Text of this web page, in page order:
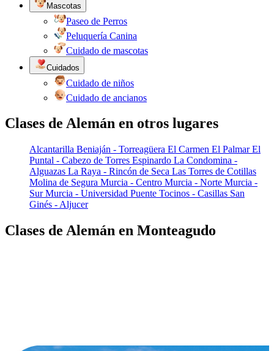
Mascotas
Paseo de Perros
Peluquería Canina
Cuidado de mascotas
Cuidados
Cuidado de niños
Cuidado de ancianos
Clases de Alemán en otros lugares
Alcantarilla Beniaján - Torreagüera El Carmen El Palmar El
Puntal - Cabezo de Torres Espinardo La Condomina -
Alguazas La Raya - Rincón de Seca Las Torres de Cotillas
Molina de Segura Murcia - Centro Murcia - Norte Murcia -
Sur Murcia - Universidad Puente Tocinos - Casillas San
Ginés - Aljucer
Clases de Alemán en Monteagudo